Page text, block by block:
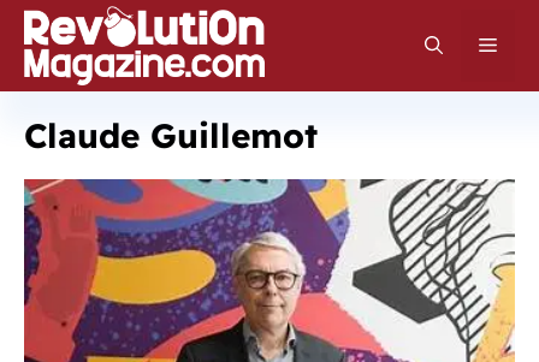
Aller
au
contenu
Claude Guillemot